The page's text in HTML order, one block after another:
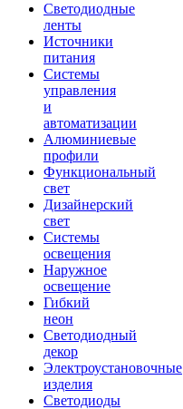
Светодиодные
ленты
Источники
питания
Системы
управления
и
автоматизации
Алюминиевые
профили
Функциональный
свет
Дизайнерский
свет
Системы
освещения
Наружное
освещение
Гибкий
неон
Светодиодный
декор
Электроустановочные
изделия
Светодиоды